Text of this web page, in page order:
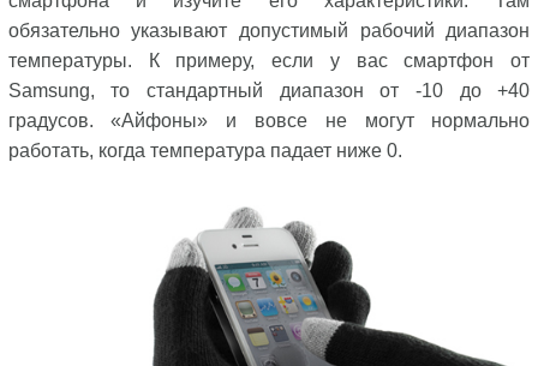
обязательно указывают допустимый рабочий диапазон
температуры. К примеру, если у вас смартфон от
Samsung, то стандартный диапазон от -10 до +40
градусов. «Айфоны» и вовсе не могут нормально
работать, когда температура падает ниже 0.